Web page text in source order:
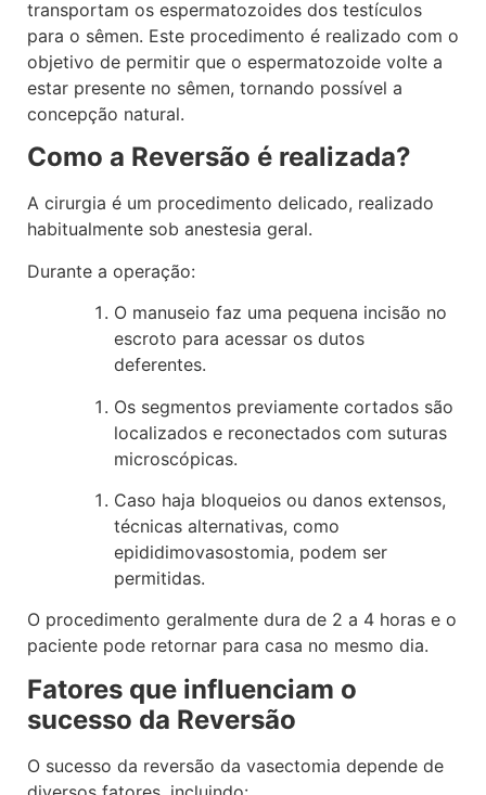
transportam os espermatozoides dos testículos
para o sêmen. Este procedimento é realizado com o
objetivo de permitir que o espermatozoide volte a
estar presente no sêmen, tornando possível a
concepção natural.
Como a Reversão é realizada?
A cirurgia é um procedimento delicado, realizado
habitualmente sob anestesia geral.
Durante a operação:
O manuseio faz uma pequena incisão no
escroto para acessar os dutos
deferentes.
Os segmentos previamente cortados são
localizados e reconectados com suturas
microscópicas.
Caso haja bloqueios ou danos extensos,
técnicas alternativas, como
epididimovasostomia, podem ser
permitidas.
O procedimento geralmente dura de 2 a 4 horas e o
paciente pode retornar para casa no mesmo dia.
Fatores que influenciam o
sucesso da Reversão
O sucesso da reversão da vasectomia depende de